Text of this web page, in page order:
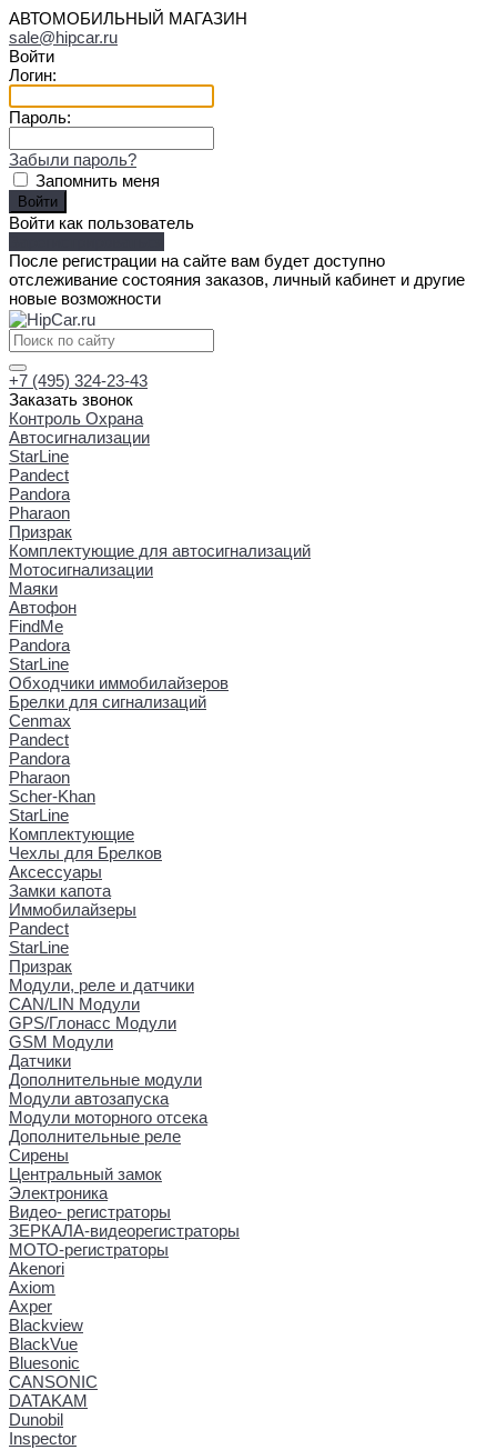
АВТОМОБИЛЬНЫЙ МАГАЗИН
sale@hipcar.ru
Войти
Логин:
Пароль:
Забыли пароль?
Запомнить меня
Войти как пользователь
После регистрации на сайте вам будет доступно
отслеживание состояния заказов, личный кабинет и другие
новые возможности
+7 (495) 324-23-43
Заказать звонок
Контроль Охрана
Автосигнализации
StarLine
Pandect
Pandora
Pharaon
Призрак
Комплектующие для автосигнализаций
Мотосигнализации
Маяки
Автофон
FindMe
Pandora
StarLine
Обходчики иммобилайзеров
Брелки для сигнализаций
Cenmax
Pandect
Pandora
Pharaon
Scher-Khan
StarLine
Комплектующие
Чехлы для Брелков
Аксессуары
Замки капота
Иммобилайзеры
Pandect
StarLine
Призрак
Модули, реле и датчики
CAN/LIN Модули
GPS/Глонасс Модули
GSM Модули
Датчики
Дополнительные модули
Модули автозапуска
Модули моторного отсека
Дополнительные реле
Сирены
Центральный замок
Электроника
Видео- регистраторы
ЗЕРКАЛА-видеорегистраторы
МОТО-регистраторы
Akenori
Axiom
Axper
Blackview
BlackVue
Bluesonic
CANSONIC
DATAKAM
Dunobil
Inspector